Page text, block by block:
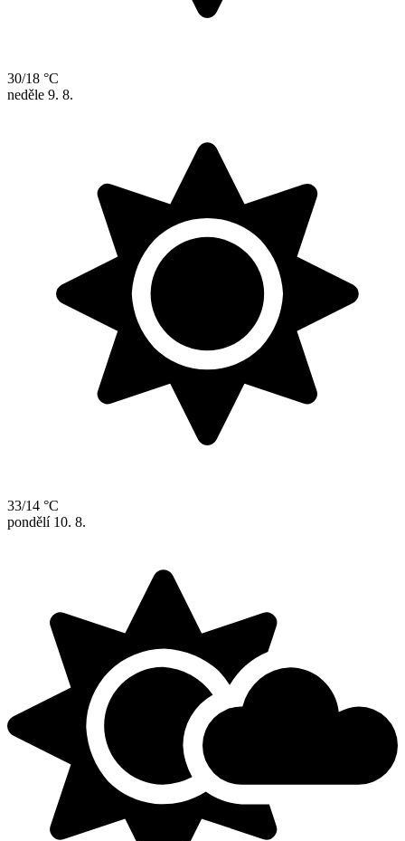
30/18 °C
neděle 9. 8.
33/14 °C
pondělí 10. 8.